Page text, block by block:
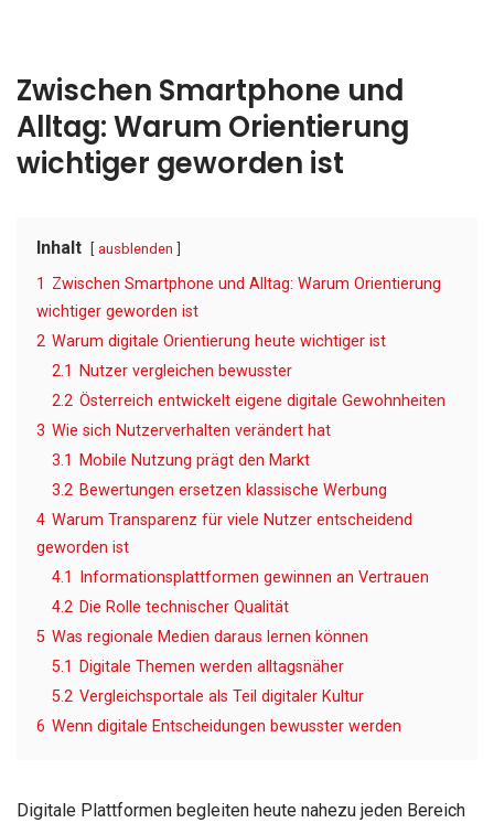
Zwischen Smartphone und
Alltag: Warum Orientierung
wichtiger geworden ist
Inhalt ausblenden
1 Zwischen Smartphone und Alltag: Warum Orientierung
wichtiger geworden ist
2 Warum digitale Orientierung heute wichtiger ist
2.1
Nutzer vergleichen bewusster
2.2 Österreich entwickelt eigene digitale Gewohnheiten
3 Wie sich Nutzerverhalten verändert hat
3.1
Mobile Nutzung prägt den Markt
3.2 Bewertungen ersetzen klassische Werbung
4 Warum Transparenz für viele Nutzer entscheidend
geworden ist
4.1
Informationsplattformen gewinnen an Vertrauen
4.2 Die Rolle technischer Qualität
5 Was regionale Medien daraus lernen können
5.1
Digitale Themen werden alltagsnäher
5.2 Vergleichsportale als Teil digitaler Kultur
6 Wenn digitale Entscheidungen bewusster werden
Digitale Plattformen begleiten heute nahezu jeden Bereich